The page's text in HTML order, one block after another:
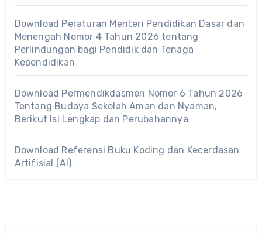
Download Peraturan Menteri Pendidikan Dasar dan
Menengah Nomor 4 Tahun 2026 tentang
Perlindungan bagi Pendidik dan Tenaga
Kependidikan
Download Permendikdasmen Nomor 6 Tahun 2026
Tentang Budaya Sekolah Aman dan Nyaman,
Berikut Isi Lengkap dan Perubahannya
Download Referensi Buku Koding dan Kecerdasan
Artifisial (AI)